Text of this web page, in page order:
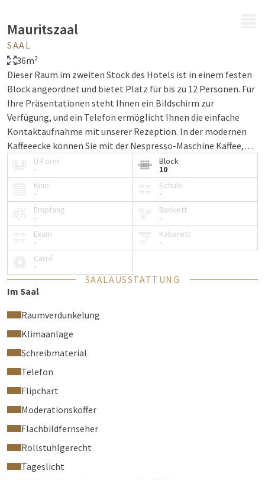
Mauritszaal
SAAL
36m²
Dieser Raum im zweiten Stock des Hotels ist in einem festen
Block angeordnet und bietet Platz für bis zu 12 Personen. Für
Ihre Präsentationen steht Ihnen ein Bildschirm zur
Verfügung, und ein Telefon ermöglicht Ihnen die einfache
Kontaktaufnahme mit unserer Rezeption. In der modernen
Kaffeeecke können Sie mit der Nespresso-Maschine Kaffee,
Cappuccino oder andere Heißgetränke zubereiten. Der
Kühlschrank ist mit einer Auswahl an Erfrischungsgetränken
gefüllt, sodass Sie während Ihrer Besprechung stets etwas zu
trinken haben. Alle Räume lassen sich vollständig abdunkeln
und sind mit Klimaanlage und WLAN ausgestattet, um Ihnen
jederzeit Komfort und Funktionalität zu bieten.
einen Blick in den Mauritszaal
U-Form
-
Block
10
Kino
-
Schule
-
Empfang
-
Bankett
-
Exam
-
Kabarett
-
Carré
-
SAALAUSSTATTUNG
Im Saal
Raumverdunkelung
Klimaanlage
Schreibmaterial
Telefon
Flipchart
Moderationskoffer
Flachbildfernseher
Rollstuhlgerecht
Tageslicht